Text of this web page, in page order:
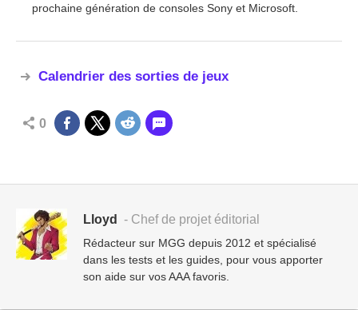
prochaine génération de consoles Sony et Microsoft.
Calendrier des sorties de jeux
0
Lloyd - Chef de projet éditorial
Rédacteur sur MGG depuis 2012 et spécialisé
dans les tests et les guides, pour vous apporter
son aide sur vos AAA favoris.